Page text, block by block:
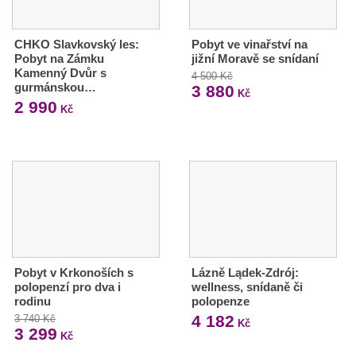
CHKO Slavkovský les:
Pobyt na Zámku
Kamenný Dvůr s
gurmánskou…
2 990 Kč
Pobyt ve vinařství na
jižní Moravě se snídaní
4 500 Kč
3 880 Kč
Pobyt v Krkonoších s
polopenzí pro dva i
rodinu
3 740 Kč
3 299 Kč
Lázně Lądek-Zdrój:
wellness, snídaně či
polopenze
4 182 Kč